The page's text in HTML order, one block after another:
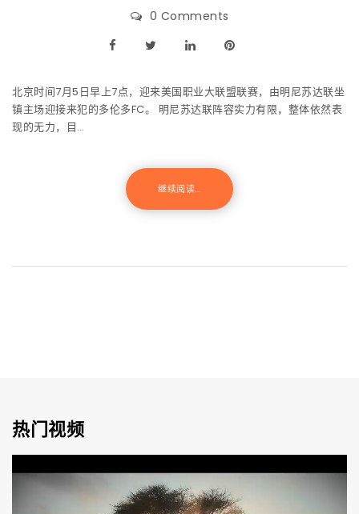
0 Comments
北京时间7月5日早上7点，迎来美国职业大联盟联赛，由明尼苏达联坐
镇主场迎接来犯的多伦多FC。 明尼苏达联阵容实力有限，整体依然表
现的无力，目…
继续阅读...
热门视频